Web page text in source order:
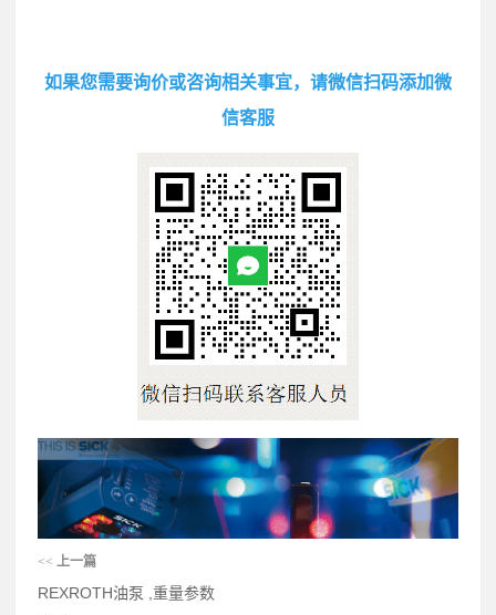
如果您需要询价或咨询相关事宜，请微信扫码添加微
信客服
<< 上一篇
REXROTH油泵 ,重量参数